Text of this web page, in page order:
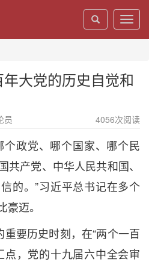
大党的历史自觉和
员 4056次阅读
个政党、哪个国家、哪个民
产党、中华人民共和国、
的。”习近平总书记在多个
迈。
要历史时刻，在“两个一百
点，党的十九届六中全会审